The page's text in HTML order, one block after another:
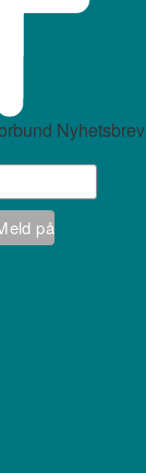
Nyhetsbrev
på